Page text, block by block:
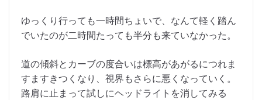
ゆっくり行っても一時間ちょいで、なんて軽く踏ん
でいたのが二時間たっても半分も来ていなかった。
道の傾斜とカーブの度合いは標高があがるにつれま
すますきつくなり、視界もさらに悪くなっていく。
路肩に止まって試しにヘッドライトを消してみる